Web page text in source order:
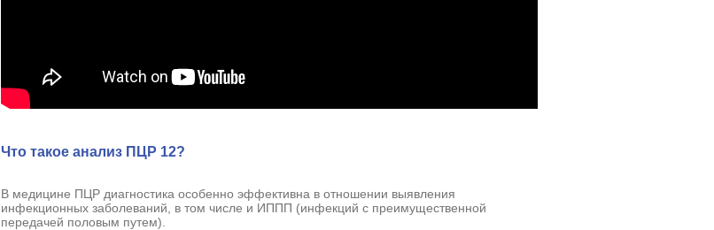
Что такое анализ ПЦР 12?
В медицине ПЦР диагностика особенно эффективна в отношении выявления
инфекционных заболеваний, в том числе и ИППП (инфекций с преимущественной
передачей половым путем).